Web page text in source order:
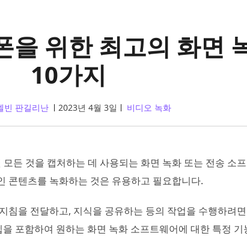
을 위한 최고의 화면
10가지
빈 판길리난 2023년 4월 3일 비디오 녹화
든 것을 캡처하는 데 사용되는 화면 녹화 또는 전송 소
콘텐츠를 녹화하는 것은 유용하고 필요합니다.
침을 전달하고, 지식을 공유하는 등의 작업을 수행하려
포함하여 원하는 화면 녹화 소프트웨어에 대한 특정 기